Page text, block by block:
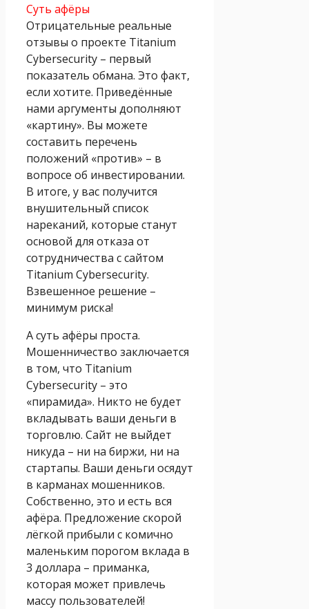
Суть афёры
Отрицательные реальные
отзывы о проекте Titanium
Cybersecurity – первый
показатель обмана. Это факт,
если хотите. Приведённые
нами аргументы дополняют
«картину». Вы можете
составить перечень
положений «против» – в
вопросе об инвестировании.
В итоге, у вас получится
внушительный список
нареканий, которые станут
основой для отказа от
сотрудничества с сайтом
Titanium Cybersecurity.
Взвешенное решение –
минимум риска!
А суть афёры проста.
Мошенничество заключается
в том, что Titanium
Cybersecurity – это
«пирамида». Никто не будет
вкладывать ваши деньги в
торговлю. Сайт не выйдет
никуда – ни на биржи, ни на
стартапы. Ваши деньги осядут
в карманах мошенников.
Собственно, это и есть вся
афёра. Предложение скорой
лёгкой прибыли с комично
маленьким порогом вклада в
3 доллара – приманка,
которая может привлечь
массу пользователей!